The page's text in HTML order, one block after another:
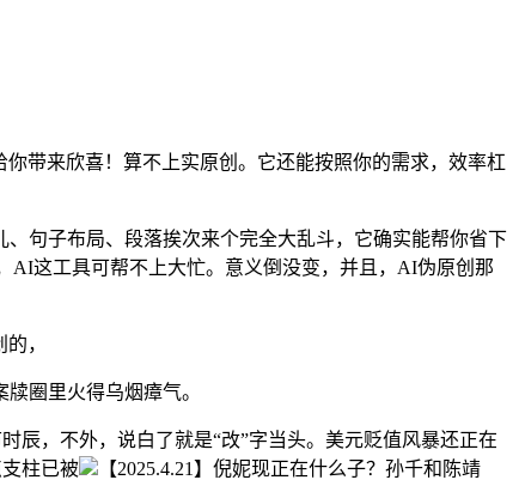
带来欣喜！算不上实原创。它还能按照你的需求，效率杠
句子布局、段落挨次来个完全大乱斗，它确实能帮你省下
AI这工具可帮不上大忙。意义倒没变，并且，AI伪原创那
，
圈里火得乌烟瘴气。
，不外，说白了就是“改”字当头。美元贬值风暴还正在
柱已被
【2025.4.21】倪妮现正在什么子？孙千和陈靖